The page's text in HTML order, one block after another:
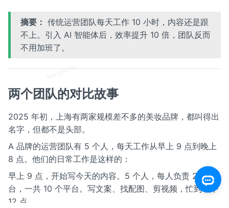
摘要： 传统运营团队每天工作 10 小时，内容还是跟
不上。引入 AI 智能体后，效率提升 10 倍，团队反而
不用加班了。
两个团队的对比故事
2025 年初，上海有两家规模差不多的美妆品牌，都叫得出
名字，但都不是头部。
A 品牌的运营团队有 5 个人，每天工作从早上 9 点到晚上
8 点。他们的日常工作是这样的：
早上 9 点，开始写今天的内容。5 个人，每人负责 2 个平
台，一共 10 个平台。写文案、找配图、剪视频，忙到中午
12 点。